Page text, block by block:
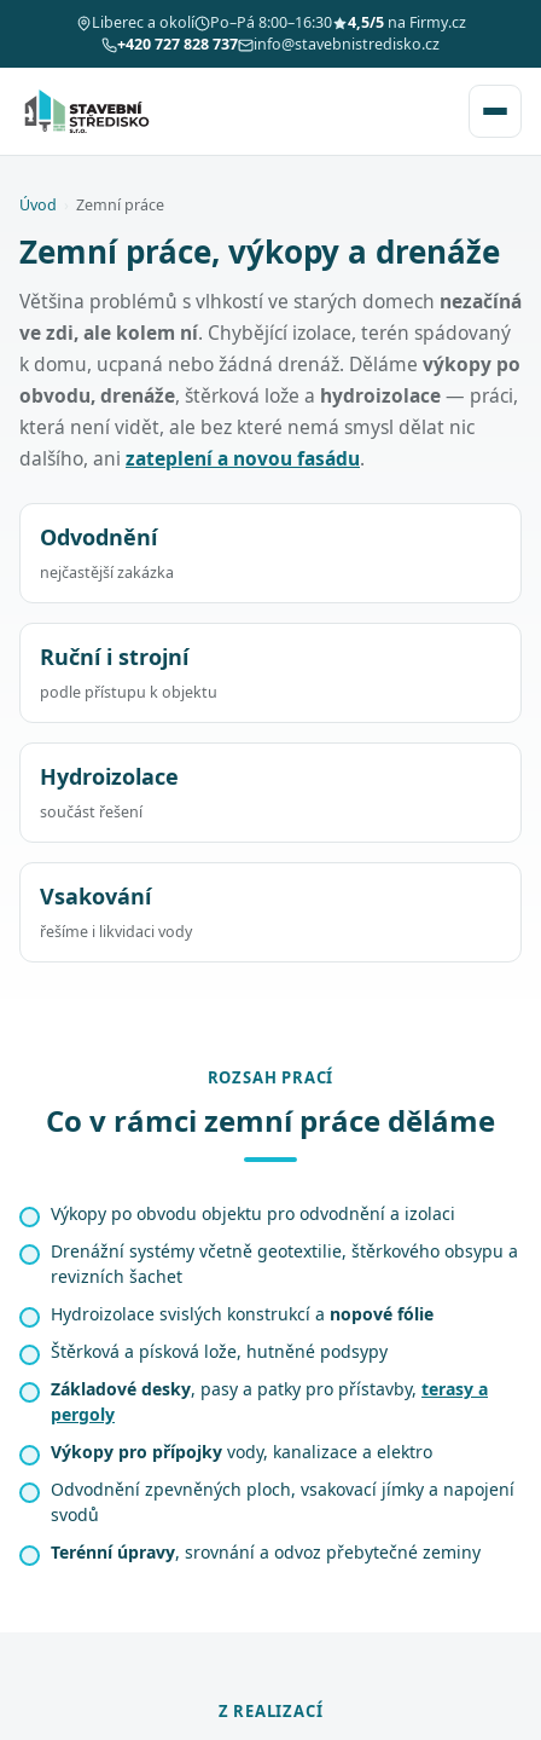
Liberec a okolí Po–Pá 8:00–16:30 4,5/5na Firmy.cz
+420 727 828 737
info@stavebnistredisko.cz
Úvod Zemní práce
Zemní práce, výkopy a drenáže
Většina problémů s vlhkostí ve starých domech nezačíná
ve zdi, ale kolem ní. Chybějící izolace, terén spádovaný
k domu, ucpaná nebo žádná drenáž. Děláme výkopy po
obvodu, drenáže, štěrková lože a hydroizolace— práci,
která není vidět, ale bez které nemá smysl dělat nic
dalšího, ani zateplení a novou fasádu.
Odvodnění
nejčastější zakázka
Ruční i strojní
podle přístupu k objektu
Hydroizolace
součást řešení
Vsakování
řešíme i likvidaci vody
ROZSAH PRACÍ
Co v rámci zemní práce děláme
Výkopy po obvodu objektu pro odvodnění a izolaci
Drenážní systémy včetně geotextilie, štěrkového obsypu a
revizních šachet
Hydroizolace svislých konstrukcí a nopové fólie
Štěrková a písková lože, hutněné podsypy
Základové desky, pasy a patky pro přístavby, terasy a
pergoly
Výkopy pro přípojky vody, kanalizace a elektro
Odvodnění zpevněných ploch, vsakovací jímky a napojení
svodů
Terénní úpravy, srovnání a odvoz přebytečné zeminy
Z REALIZACÍ